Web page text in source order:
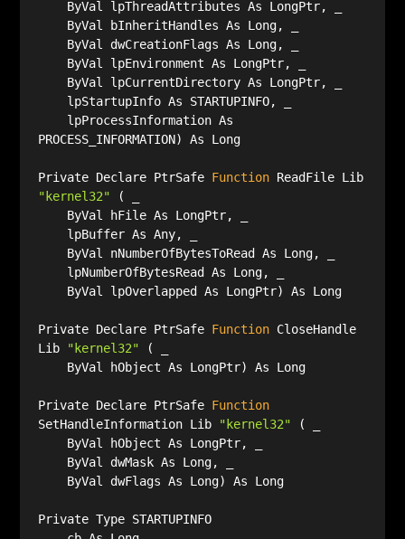
PROCESS_INFORMATION) As Long
Private Declare PtrSafe Function
ReadFile Lib
"kernel32"
    ByVal lpOverlapped As LongPtr) As Long
Private Declare PtrSafe Function CloseHandle
Lib
"kernel32"
    ByVal hObject As LongPtr) As Long
Private Declare PtrSafe Function
SetHandleInformation Lib
"kernel32"
    ByVal dwFlags As Long) As Long
Private Type STARTUPINFO